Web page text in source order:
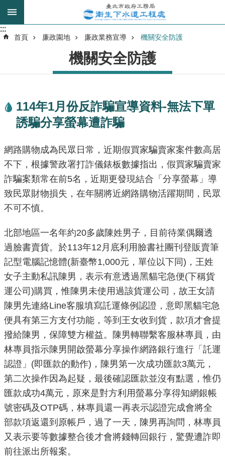
跳到主要內容區塊
進
我
的
分
是
公
告
訊
機
關
介
紹
業
務
資
訊
政
資
訊
公
開
:::
:::
首頁 廉政園地 廉政業務宣導 機關安全防護
機關安全防護
114年1月份反詐騙宣導資料-無法下單
誘騙分享螢幕遭詐騙
網路購物成為民眾日常，近期假買家騙賣家案件數高居
不下，根據警政署打詐儀錶板數據指出，假買家騙賣家
詐騙案類常在前5名，近期更發現結合「分享螢幕」導
致民眾財物損失，在年關將近網路購物活躍期間，民眾
不可不慎。
北部地區一名年約20多歲陳姓男子，目前待業偶爾透
過臉書賣貨。於113年12月底利用臉書社團刊登販賣筆
記型電腦記憶體(新臺幣1,000元，單位以下同)，王姓
女子主動私訊陳男，表示有意透過黑貓宅急便(下稱貨
運公司)購買，惟陳男未使用過該貨運公司，故王女請
陳男先連絡Line客服填寫託運條例認證，意即黑貓宅急
便具有第三方支付功能，等到王女收到貨，款項才會提
撥給陳男，保障雙方權益。陳男轉聯繫客服林專員，由
林專員指示陳男開啟螢幕分享操作網路銀行進行「託運
認證」(即匯款的動作)，陳男第一次成功匯款3萬元，
第二次操作因為起疑，最後確認匯款並沒有點選，惟仍
匯款成功4萬元，原來是對方利用螢幕分享得知網銀帳
號密碼及OTP碼，林專員還一再表示認證完成會將全
部款項返還到原帳戶，過了一天，陳男再詢問，林專員
又表示要等數據整合後才會將錢轉回銀行，驚覺遭詐即
前往派出所報案。